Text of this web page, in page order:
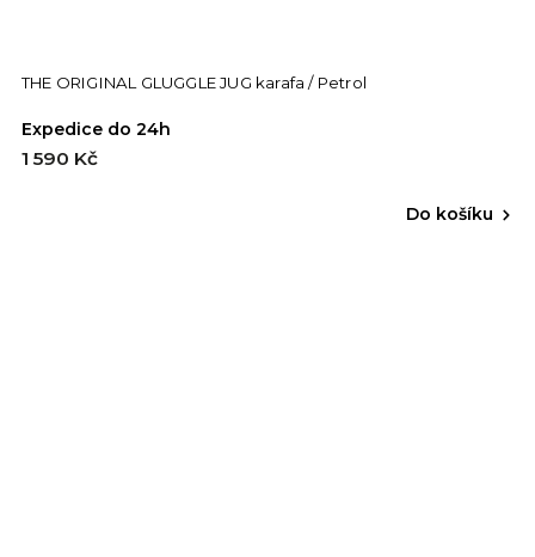
THE ORIGINAL GLUGGLE JUG karafa / Petrol
Expedice do 24h
1 590 Kč
Do košíku